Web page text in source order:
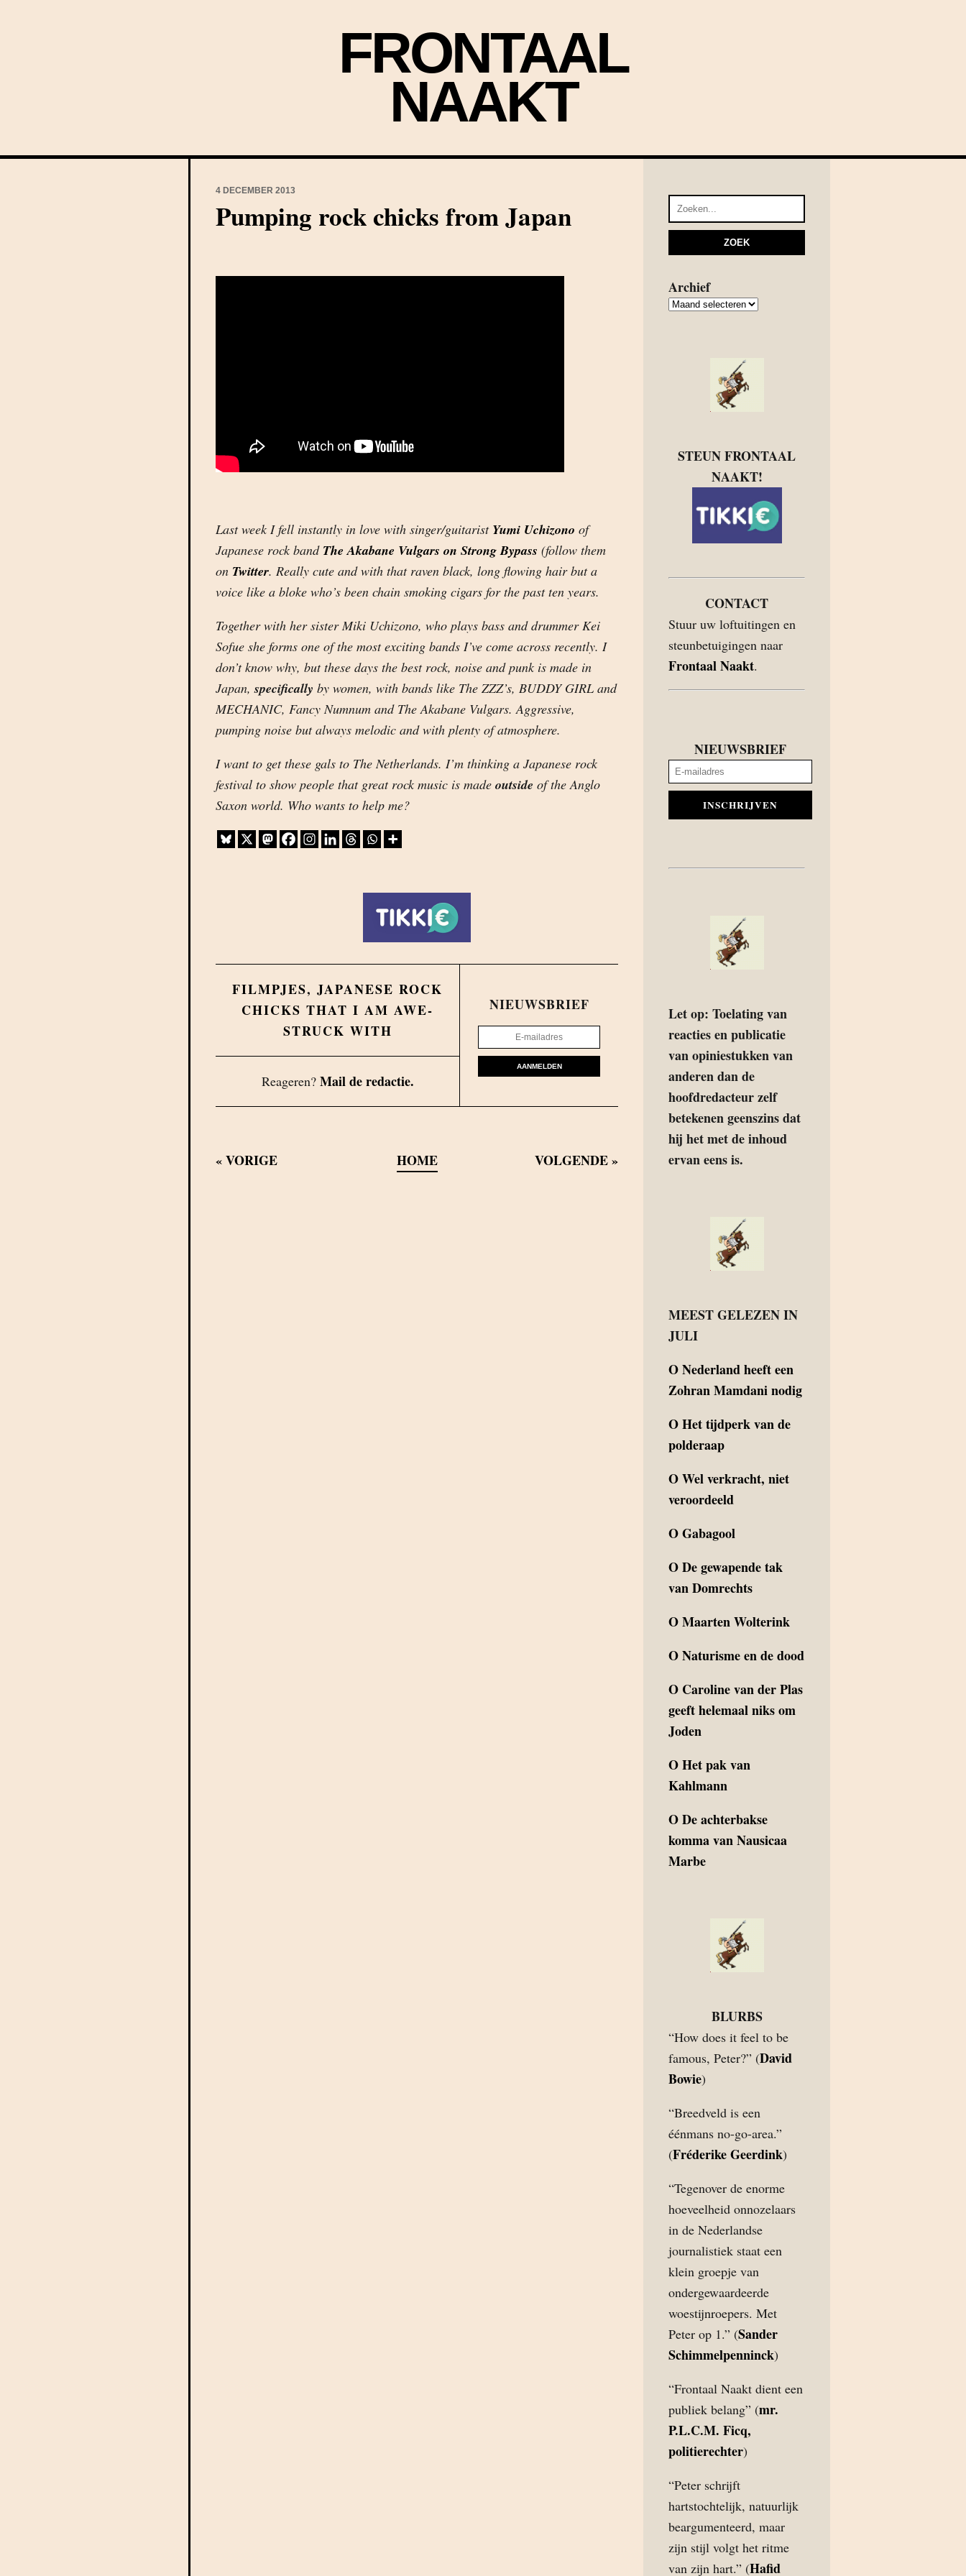
FRONTAAL
NAAKT
4 DECEMBER 2013
Pumping rock chicks from Japan
Last week I fell instantly in love with singer/guitarist Yumi Uchizono of
Japanese rock band The Akabane Vulgars on Strong Bypass (follow them
on Twitter. Really cute and with that raven black, long flowing hair but a
voice like a bloke who’s been chain smoking cigars for the past ten years.
Together with her sister Miki Uchizono, who plays bass and drummer Kei
Sofue she forms one of the most exciting bands I’ve come across recently. I
don’t know why, but these days the best rock, noise and punk is made in
Japan,specifically by women, with bands like The ZZZ’s, BUDDY GIRL and
MECHANIC, Fancy Numnum and The Akabane Vulgars. Aggressive,
pumping noise but always melodic and with plenty of atmosphere.
I want to get these gals to The Netherlands. I’m thinking a Japanese rock
festival to show people that great rock music is made outside of the Anglo
Saxon world. Who wants to help me?
FILMPJES,JAPANESE ROCK
CHICKS THAT I AM AWE-
STRUCK WITH
Reageren? Mail de redactie.
NIEUWSBRIEF
AANMELDEN
«VORIGE HOME VOLGENDE»
Archief
Archief
STEUN FRONTAAL
NAAKT!
CONTACT
Stuur uw loftuitingen en
steunbetuigingen naar
Frontaal Naakt.
NIEUWSBRIEF
INSCHRIJVEN
Let op: Toelating van
reacties en publicatie
van opiniestukken van
anderen dan de
hoofdredacteur zelf
betekenen geenszins dat
hij het met de inhoud
ervan eens is.
MEEST GELEZEN IN
JULI
ONederland heeft een
Zohran Mamdani nodig
OHet tijdperk van de
polderaap
OWel verkracht, niet
veroordeeld
OGabagool
ODe gewapende tak
van Domrechts
OMaarten Wolterink
ONaturisme en de dood
O Caroline van der Plas
geeft helemaal niks om
Joden
OHet pak van
Kahlmann
ODe achterbakse
komma van Nausicaa
Marbe
BLURBS
“How does it feel to be
famous, Peter?” (David
Bowie)
“Breedveld is een
éénmans no-go-area.”
(Fréderike Geerdink)
“Tegenover de enorme
hoeveelheid onnozelaars
in de Nederlandse
journalistiek staat een
klein groepje van
ondergewaardeerde
woestijnroepers. Met
Peter op 1.” (Sander
Schimmelpenninck)
“Frontaal Naakt dient een
publiek belang” (mr.
P.L.C.M. Ficq,
politierechter)
“Peter schrijft
hartstochtelijk, natuurlijk
beargumenteerd, maar
zijn stijl volgt het ritme
van zijn hart.” (Hafid